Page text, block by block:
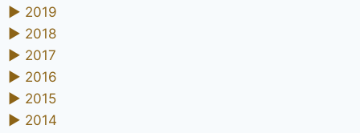
► 2019
► 2018
► 2017
► 2016
► 2015
► 2014